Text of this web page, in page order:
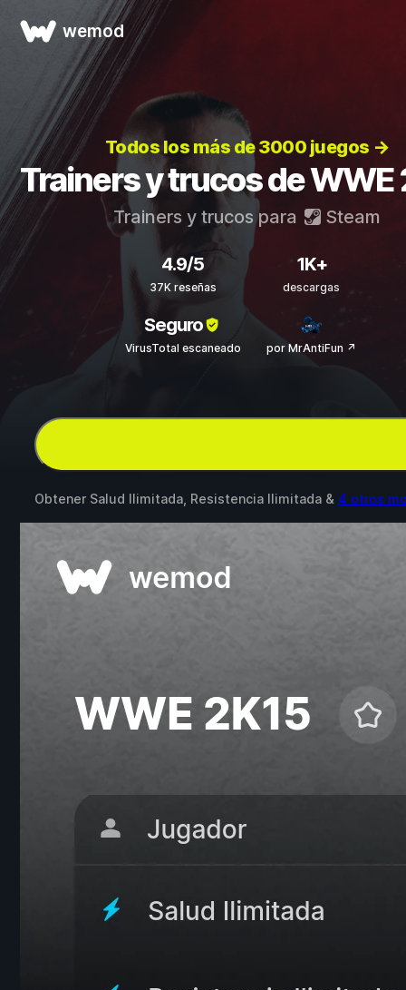
wemod
Todos los más de 3000 juegos →
Trainers y trucos de WWE
Trainers y trucos para Steam
4.9/5
37K reseñas
1K+
descargas
Seguro
VirusTotal escaneado por MrAntiFun ↗
Obtener Salud Ilimitada, Resistencia Ilimitada & 4 otros